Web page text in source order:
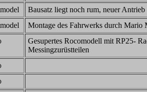
Bausatz liegt noch rum, neuer Antrieb
Montage des Fahrwerks durch Mario
Gesupertes Rocomodell mit RP25-
Messingzurüstteilen